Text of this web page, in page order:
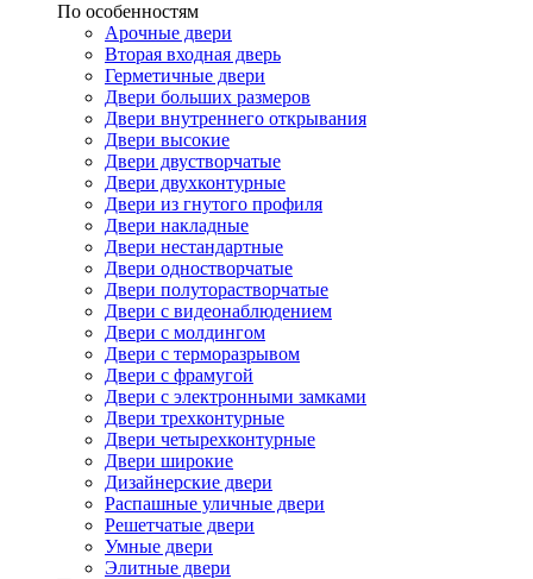
По особенностям
Арочные двери
Вторая входная дверь
Герметичные двери
Двери больших размеров
Двери внутреннего открывания
Двери высокие
Двери двустворчатые
Двери двухконтурные
Двери из гнутого профиля
Двери накладные
Двери нестандартные
Двери одностворчатые
Двери полуторастворчатые
Двери с видеонаблюдением
Двери с молдингом
Двери с терморазрывом
Двери с фрамугой
Двери с электронными замками
Двери трехконтурные
Двери четырехконтурные
Двери широкие
Дизайнерские двери
Распашные уличные двери
Решетчатые двери
Умные двери
Элитные двери